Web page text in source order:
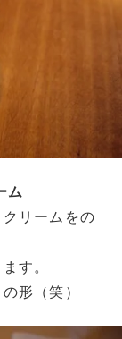
ム
リームをの
す。
形（笑）